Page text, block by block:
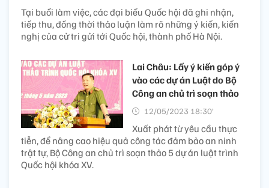
Tại buổi làm việc, các đại biểu Quốc hội đã ghi nhận,
tiếp thu, đồng thời thảo luận làm rõ những ý kiến, kiến
nghị của cử tri gửi tới Quốc hội, thành phố Hà Nội.
Lai Châu: Lấy ý kiến góp ý
vào các dự án Luật do Bộ
Công an chủ trì soạn thảo
12/05/2023 18:30’
Xuất phát từ yêu cầu thực
tiễn, để nâng cao hiệu quả công tác đảm bảo an ninh
trật tự, Bộ Công an chủ trì soạn thảo 5 dự án luật trình
Quốc hội khóa XV.